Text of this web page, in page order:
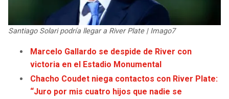
Santiago Solari podría llegar a River Plate | Imago7
Marcelo Gallardo se despide de River con
victoria en el Estadio Monumental
Chacho Coudet niega contactos con River Plate:
“Juro por mis cuatro hijos que nadie se